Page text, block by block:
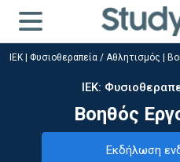
ΙΕΚ Φυσιοθεραπεία / Αθλητισμός
ΙΕΚ:
Βοηθός
Εκδήλωση